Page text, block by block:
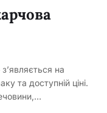
на
та доступній ціні.